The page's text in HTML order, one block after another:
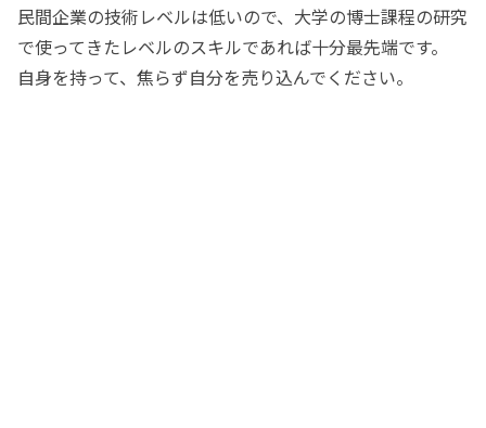
民間企業の技術レベルは低いので、大学の博士課程の研究
で使ってきたレベルのスキルであれば十分最先端です。
自身を持って、焦らず自分を売り込んでください。